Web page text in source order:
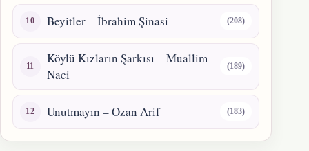
Beyitler – İbrahim Şinasi (208)
Köylü Kızların Şarkısı – Muallim
Naci
(189)
Unutmayın – Ozan Arif (183)